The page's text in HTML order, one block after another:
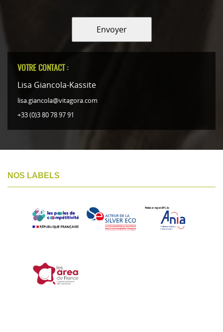
Envoyer
VOTRE CONTACT :
Lisa Giancola-Kassite
lisa.giancola@vitagora.com
+33 (0)3 80 78 97 91
NOS LABELS